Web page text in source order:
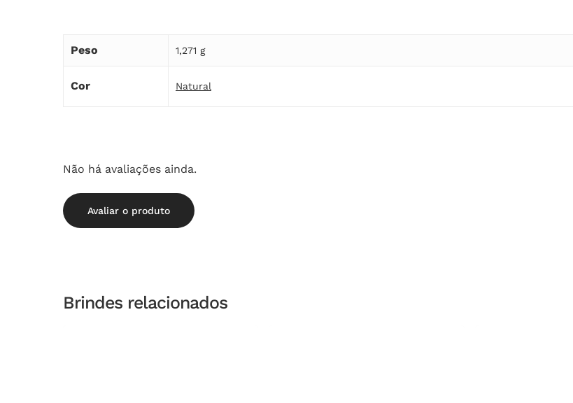
Peso 1,271 g
Cor Natural
Não há avaliações ainda.
Avaliar o produto
Brindes relacionados